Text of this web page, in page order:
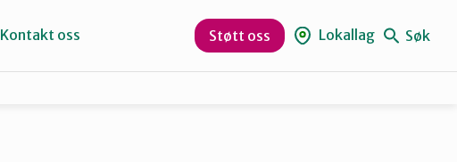
Kontakt oss Støtt oss Lokallag Søk